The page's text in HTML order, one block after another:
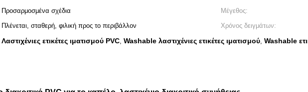
Προσαρμοσμένα σχέδια Μέγεθος:
Πλένεται, σταθερή, φιλική προς το περιβάλλον Χρόνος δειγμάτων:
Λαστιχένιες ετικέτες ιματισμού PVC, Washable λαστιχένιες ετικέτες ιματισμού, Washable